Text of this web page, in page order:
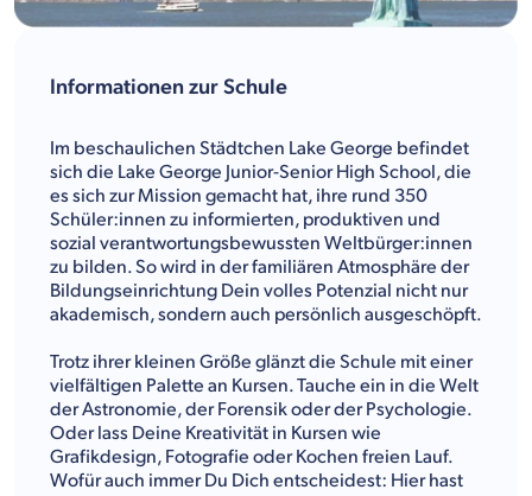
Informationen zur Schule
Im beschaulichen Städtchen Lake George befindet
sich die Lake George Junior-Senior High School, die
es sich zur Mission gemacht hat, ihre rund 350
Schüler:innen zu informierten, produktiven und
sozial verantwortungsbewussten Weltbürger:innen
zu bilden. So wird in der familiären Atmosphäre der
Bildungseinrichtung Dein volles Potenzial nicht nur
akademisch, sondern auch persönlich ausgeschöpft.
Trotz ihrer kleinen Größe glänzt die Schule mit einer
vielfältigen Palette an Kursen. Tauche ein in die Welt
der Astronomie, der Forensik oder der Psychologie.
Oder lass Deine Kreativität in Kursen wie
Grafikdesign, Fotografie oder Kochen freien Lauf.
Wofür auch immer Du Dich entscheidest: Hier hast